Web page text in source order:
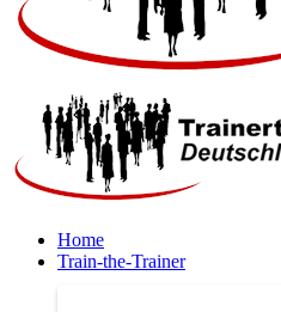
Home
Train-the-Trainer